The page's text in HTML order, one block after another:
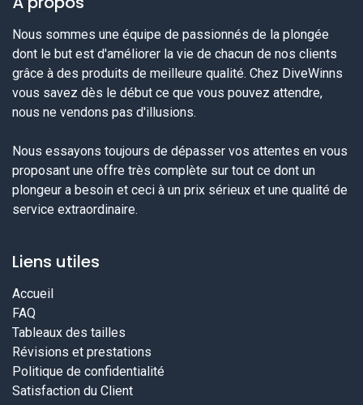
Nous sommes une équipe de passionnés de la plongée
dont le but est d'améliorer la vie de chacun de nos clients
grâce à des produits de meilleure qualité. Chez DiveWinns
vous savez dès le début ce que vous pouvez attendre,
nous ne vendons pas d'illusions.
Nous essayons toujours de dépasser vos attentes en vous
proposant une offre très complète sur tout ce dont un
plongeur a besoin et ceci à un prix sérieux et une qualité de
service extraordinaire.
Liens utiles
Accueil
FAQ
Tableaux des tailles
Révisions et prestations
Politique de confidentialité
Satisfaction du Client